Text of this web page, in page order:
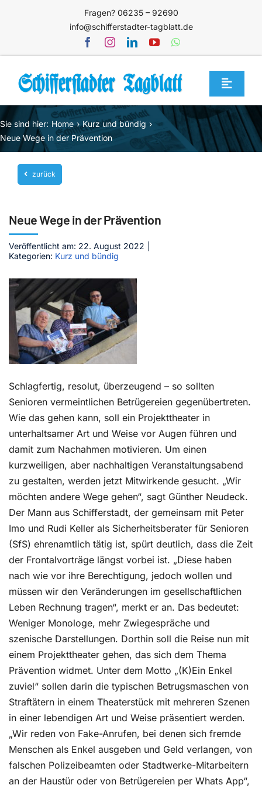
Fragen? 06235 – 92690
info@schifferstadter-tagblatt.de
Toggle
Home
Themen
Blog
Unternehmen
Mediathek
Jetzt abonnieren
Kontakt
Sie sind hier: Home
Kurz und bündig
Neue Wege in der Prävention
zurück
Neue Wege in der Prävention
Veröffentlicht am: 22. August 2022
Kategorien: Kurz und bündig
Schlagfertig, resolut, überzeugend – so sollten
Senioren vermeintlichen Betrügereien gegenübertreten.
Wie das gehen kann, soll ein Projekttheater in
unterhaltsamer Art und Weise vor Augen führen und
damit zum Nachahmen motivieren. Um einen
kurzweiligen, aber nachhaltigen Veranstaltungsabend
zu gestalten, werden jetzt Mitwirkende gesucht. „Wir
möchten andere Wege gehen“, sagt Günther Neudeck.
Der Mann aus Schifferstadt, der gemeinsam mit Peter
Imo und Rudi Keller als Sicherheitsberater für Senioren
(SfS) ehrenamtlich tätig ist, spürt deutlich, dass die Zeit
der Frontalvorträge längst vorbei ist. „Diese haben
nach wie vor ihre Berechtigung, jedoch wollen und
müssen wir den Veränderungen im gesellschaftlichen
Leben Rechnung tragen“, merkt er an. Das bedeutet:
Weniger Monologe, mehr Zwiegespräche und
szenische Darstellungen. Dorthin soll die Reise nun mit
einem Projekttheater gehen, das sich dem Thema
Prävention widmet. Unter dem Motto „(K)Ein Enkel
zuviel“ sollen darin die typischen Betrugsmaschen von
Straftätern in einem Theaterstück mit mehreren Szenen
in einer lebendigen Art und Weise präsentiert werden.
„Wir reden von Fake-Anrufen, bei denen sich fremde
Menschen als Enkel ausgeben und Geld verlangen, von
falschen Polizeibeamten oder Stadtwerke-Mitarbeitern
an der Haustür oder von Betrügereien per Whats App“,